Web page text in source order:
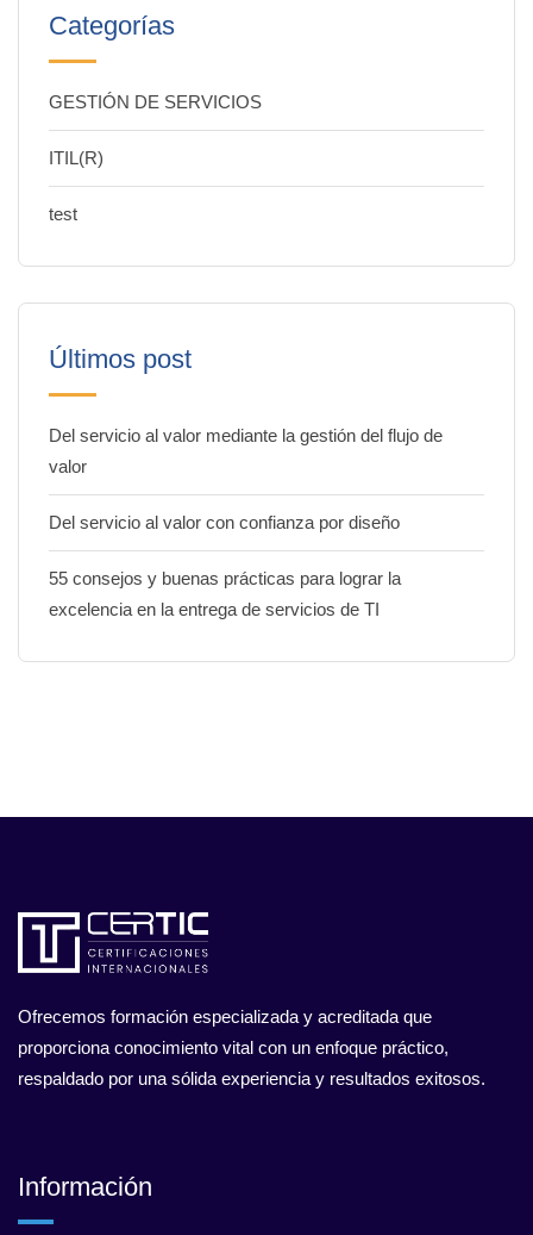
Categorías
GESTIÓN DE SERVICIOS
ITIL(R)
test
Últimos post
Del servicio al valor mediante la gestión del flujo de
valor
Del servicio al valor con confianza por diseño
55 consejos y buenas prácticas para lograr la
excelencia en la entrega de servicios de TI
Ofrecemos formación especializada y acreditada que
proporciona conocimiento vital con un enfoque práctico,
respaldado por una sólida experiencia y resultados exitosos.
Información